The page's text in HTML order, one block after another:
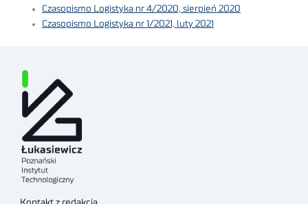
Czasopismo Logistyka nr 4/2020, sierpień 2020
Czasopismo Logistyka nr 1/2021, luty 2021